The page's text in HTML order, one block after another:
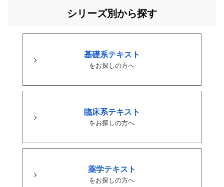
シリーズ別から探す
基礎系テキスト
をお探しの方へ
臨床系テキスト
をお探しの方へ
薬学テキスト
をお探しの方へ